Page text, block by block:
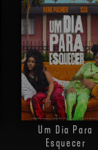
Um Dia Para
Esquecer